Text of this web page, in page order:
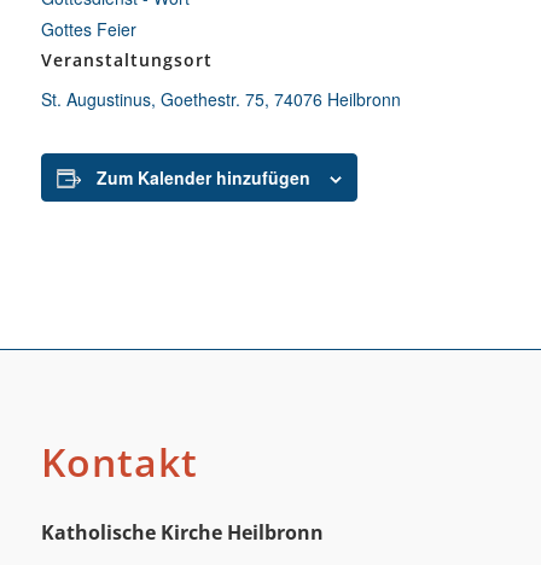
Gottes Feier
Veranstaltungsort
St. Augustinus, Goethestr. 75, 74076 Heilbronn
Zum Kalender hinzufügen
Kontakt
Katholische Kirche Heilbronn